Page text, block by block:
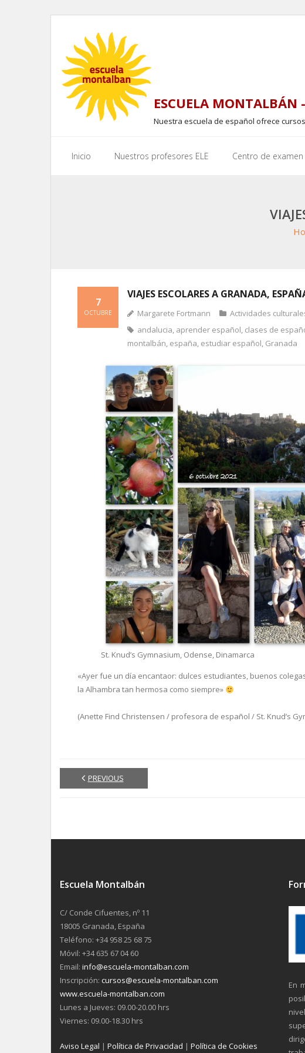
content
ESCUELA MONTALBÁN
Nuestra escuela de español ofrece
Inicio Nuestros profesores ELE Centro de examen
VIAJES ESCOLARES A GRANADA,
7
OCTUBRE Margarete Fortmann
Actividades
andalucia, aprender español, clases de
montalbán, españa, estudiar español, Granada
St. Knud’s Gymnasium, Odense, Dinamarca
«Ayer fue un día encantaor: dulces estudiantes, buenos
la Alhambra tan hermosa como siempre»
(Anette Find Christensen / profesora de español / St. Knud’s
PREVIOUS
Escuela Montalbán
C/ Conde Cifuentes, nº 11
18005 Granada, España
Teléfono: +34 958 25 68 75
Móvil: +34 635 67 04 60
Email: info@escuela-montalban.com
Inscripción: cursos@escuela-montalban.com
www.escuela-montalban.com
Lunes a Jueves: 09.00-20.00 hrs
Viernes: 09.00-18.30 hrs
Aviso Legal | Política de Privacidad | Política de Cookies
En